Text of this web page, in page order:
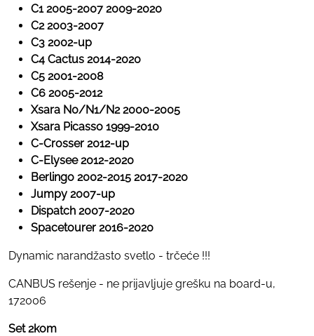
C1 2005-2007 2009-2020
C2 2003-2007
C3 2002-up
C4 Cactus 2014-2020
C5 2001-2008
C6 2005-2012
Xsara N0/N1/N2 2000-2005
Xsara Picasso 1999-2010
C-Crosser 2012-up
C-Elysee 2012-2020
Berlingo 2002-2015 2017-2020
Jumpy 2007-up
Dispatch 2007-2020
Spacetourer 2016-2020
Dynamic narandžasto svetlo - trčeće !!!
CANBUS rešenje - ne prijavljuje grešku na board-u,
172006
Set 2kom